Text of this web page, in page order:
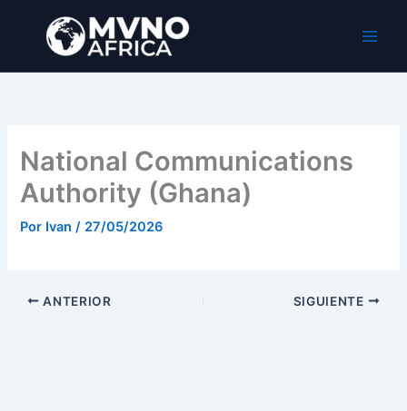
contenido
National Communications
Authority (Ghana)
Por Ivan/ 27/05/2026
ANTERIOR SIGUIENTE